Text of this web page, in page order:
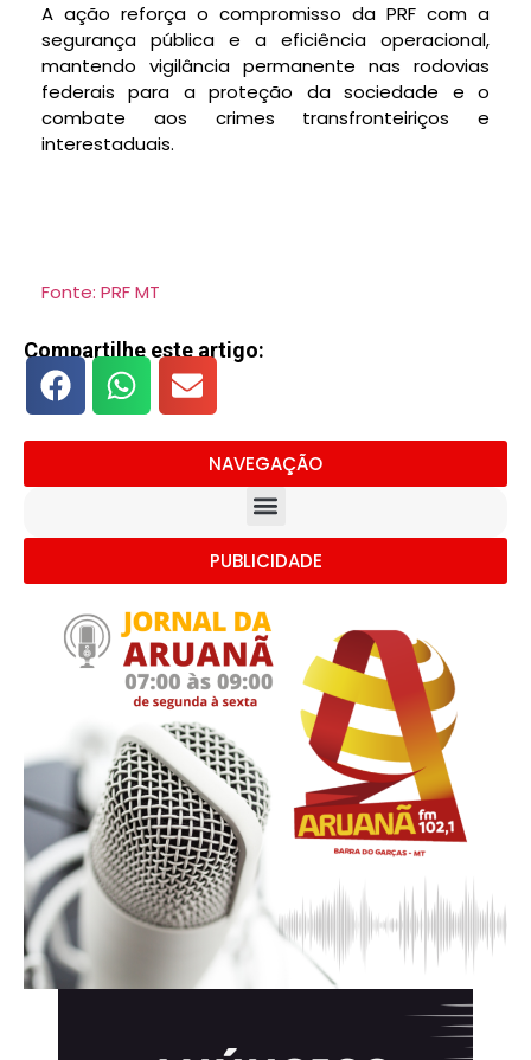
A ação reforça o compromisso da PRF com a
segurança pública e a eficiência operacional,
mantendo vigilância permanente nas rodovias
federais para a proteção da sociedade e o
combate aos crimes transfronteiriços e
interestaduais.
Fonte: PRF MT
Compartilhe este artigo:
NAVEGAÇÃO
PUBLICIDADE